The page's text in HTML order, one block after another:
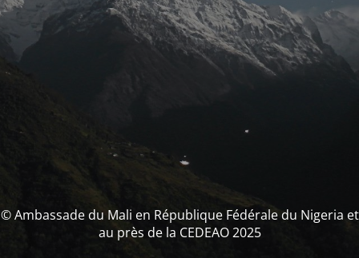
© Ambassade du Mali en République Fédérale du Nigeria et
au près de la CEDEAO 2025